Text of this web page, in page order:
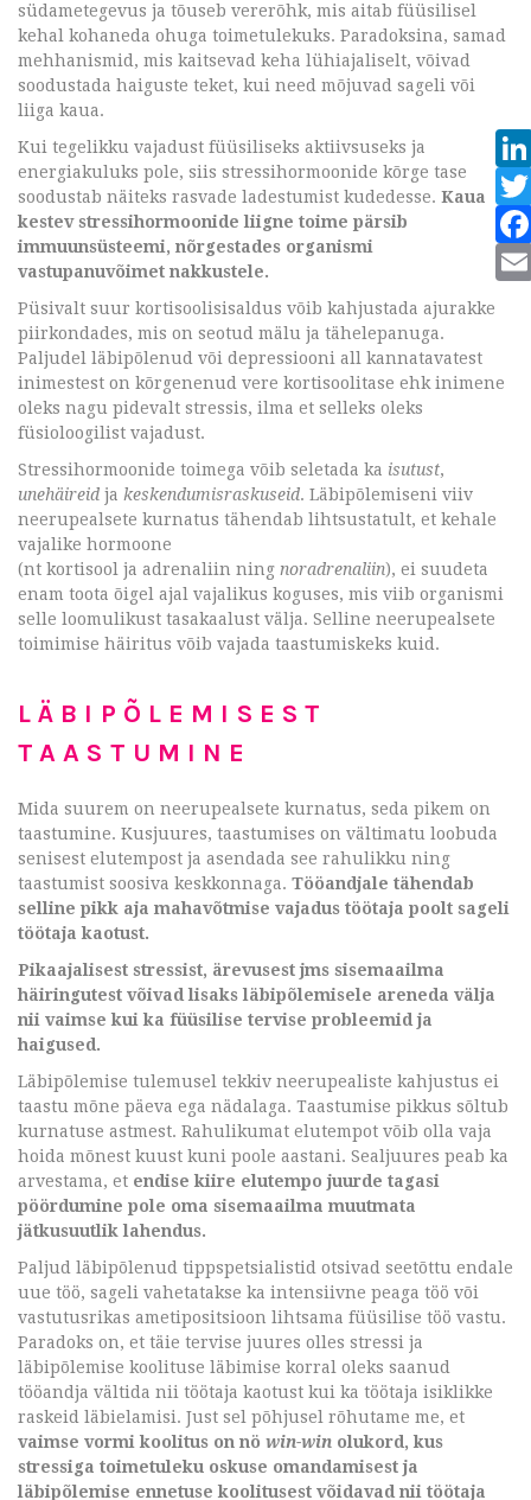
südametegevus ja tõuseb vererõhk, mis aitab füüsilisel
kehal kohaneda ohuga toimetulekuks. Paradoksina, samad
mehhanismid, mis kaitsevad keha lühiajaliselt, võivad
soodustada haiguste teket, kui need mõjuvad sageli või
liiga kaua.
Kui tegelikku vajadust füüsiliseks aktiivsuseks ja
energiakuluks pole, siis stressihormoonide kõrge tase
soodustab näiteks rasvade ladestumist kudedesse. Kaua
kestev stressihormoonide liigne toime pärsib
immuunsüsteemi, nõrgestades organismi
vastupanuvõimet nakkustele.
Püsivalt suur kortisoolisisaldus võib kahjustada ajurakke
piirkondades, mis on seotud mälu ja tähelepanuga.
Paljudel läbipõlenud või depressiooni all kannatavatest
inimestest on kõrgenenud vere kortisoolitase ehk inimene
oleks nagu pidevalt stressis, ilma et selleks oleks
füsioloogilist vajadust.
Stressihormoonide toimega võib seletada ka isutust,
unehäireid ja keskendumisraskuseid. Läbipõlemiseni viiv
neerupealsete kurnatus tähendab lihtsustatult, et kehale
vajalike hormoone
(nt kortisool ja adrenaliin ning noradrenaliin), ei suudeta
enam toota õigel ajal vajalikus koguses, mis viib organismi
selle loomulikust tasakaalust välja. Selline neerupealsete
toimimise häiritus võib vajada taastumiskeks kuid.
LÄBIPÕLEMISEST
TAASTUMINE
Mida suurem on neerupealsete kurnatus, seda pikem on
taastumine. Kusjuures, taastumises on vältimatu loobuda
senisest elutempost ja asendada see rahulikku ning
taastumist soosiva keskkonnaga. Tööandjale tähendab
selline pikk aja mahavõtmise vajadus töötaja poolt sageli
töötaja kaotust.
Pikaajalisest stressist, ärevusest jms sisemaailma
häiringutest võivad lisaks läbipõlemisele areneda välja
nii vaimse kui ka füüsilise tervise probleemid ja
haigused.
Läbipõlemise tulemusel tekkiv neerupealiste kahjustus ei
taastu mõne päeva ega nädalaga. Taastumise pikkus sõltub
kurnatuse astmest. Rahulikumat elutempot võib olla vaja
hoida mõnest kuust kuni poole aastani. Sealjuures peab ka
arvestama, et endise kiire elutempo juurde tagasi
pöördumine pole oma sisemaailma muutmata
jätkusuutlik lahendus.
Paljud läbipõlenud tippspetsialistid otsivad seetõttu endale
uue töö, sageli vahetatakse ka intensiivne peaga töö või
vastutusrikas ametipositsioon lihtsama füüsilise töö vastu.
Paradoks on, et täie tervise juures olles stressi ja
läbipõlemise koolituse läbimise korral oleks saanud
tööandja vältida nii töötaja kaotust kui ka töötaja isiklikke
raskeid läbielamisi. Just sel põhjusel rõhutame me, et
vaimse vormi koolitus on nö win-win olukord, kus
stressiga toimetuleku oskuse omandamisest ja
läbipõlemise ennetuse koolitusest võidavad nii töötaja